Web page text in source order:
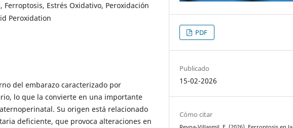
Ferroptosis, Estrés Oxidativo, Peroxidación
Peroxidation
del embarazo caracterizado por
lo que la convierte en una importante
Su origen está relacionado
deficiente, que provoca alteraciones en
PDF
Publicado
15-02-2026
Cómo citar